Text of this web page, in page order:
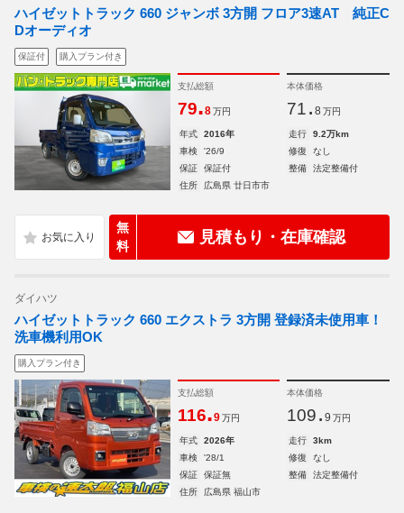
ハイゼットトラック 660 ジャンボ 3方開 フロア3速AT 純正C
Dオーディオ
保証付 購入プラン付き
支払総額
79.8 万円
本体価格
71. 8 万円
年式 2016年 走行
9.2万km
車検
'26/9 修復
なし
保証
保証付 整備
法定整備付
住所
広島県 廿日市市
無
料
見積もり・在庫確認
ダイハツ
ハイゼットトラック 660 エクストラ 3方開 登録済未使用車！
洗車機利用OK
購入プラン付き
支払総額
116.9 万円
本体価格
109. 9 万円
年式 2026年 走行
3km
車検
'28/1 修復
なし
保証
保証無 整備
法定整備付
住所
広島県 福山市